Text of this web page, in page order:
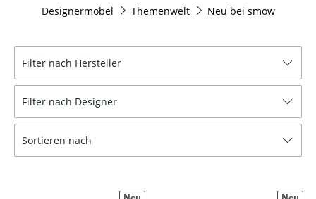
Esszimmerstühle
Sofas
Sessel
Loungesessel
Stühle
Freischwinger
Designermöbel Themenwelt Neu bei smow
Filter nach Hersteller
Filter nach Designer
Sortieren nach